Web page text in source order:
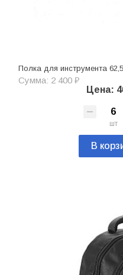
Полка для инструмента
Сумма: 2 400 ₽
Цена:
шт
В